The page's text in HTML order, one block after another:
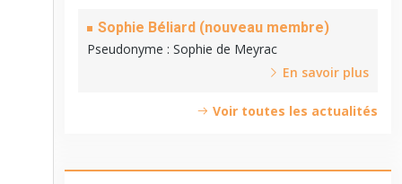
Sophie Béliard (nouveau membre)
Pseudonyme : Sophie de Meyrac
En savoir plus
Voir toutes les actualités